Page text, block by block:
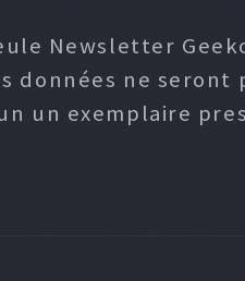
Newsletter
données ne
un exemplaire